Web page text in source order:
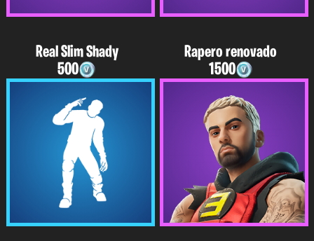
Real Slim Shady
500
Rapero renovado
1500